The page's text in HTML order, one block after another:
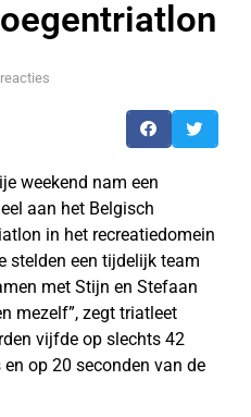
weekend nam een
aan het Belgisch
in het recreatiedomein
stelden een tijdelijk team
met Stijn en Stefaan
mezelf”, zegt triatleet
vijfde op slechts 42
op 20 seconden van de